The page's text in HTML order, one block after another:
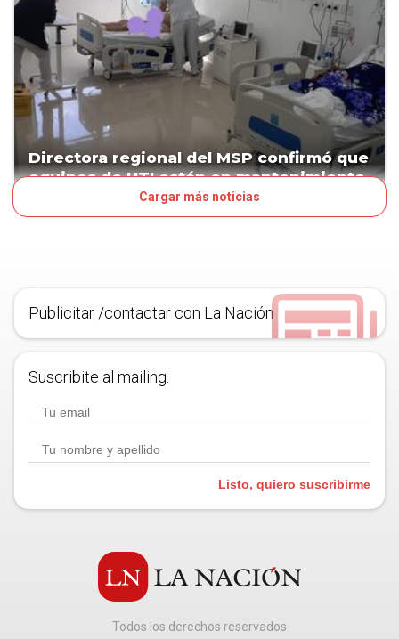
Directora regional del MSP confirmó que
equipos de UTI están en mantenimiento
Cargar más noticias
Publicitar /contactar con La Nación
Suscribite al mailing.
Listo, quiero suscribirme
Todos los derechos reservados